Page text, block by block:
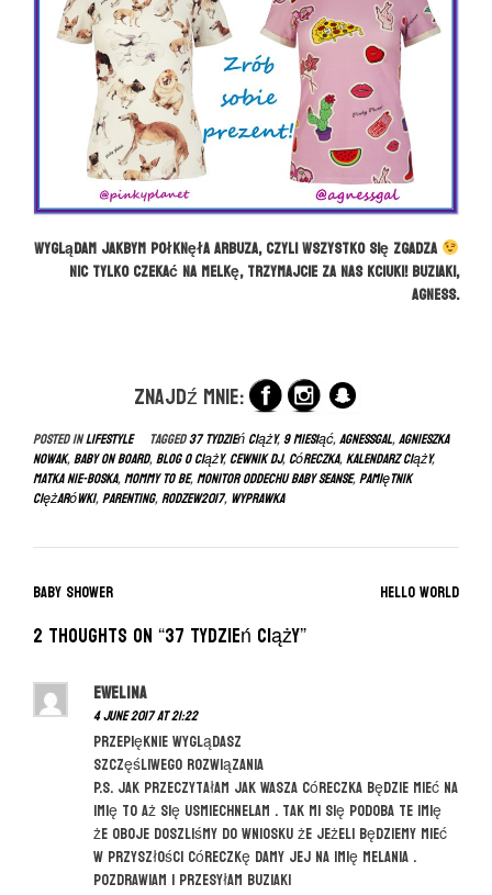
Wyglądam jakbym połknęła arbuza, czyli wszystko się zgadza
Nic tylko czekać na Melkę, trzymajcie za nas kciuki! Buziaki,
Agness.
Znajdź mnie:
Posted inLIFESTYLE Tagged37 tydzień ciąży,9 miesiąć,agnessgal,agnieszka
nowak,baby on board,blog o ciąży,cewnik DJ,córeczka,kalendarz ciąży,
matka nie-boska,mommy to be,monitor oddechu baby seanse,pamiętnik
ciężarówki,parenting,rodzew2017,wyprawka
P
o
s
t
n
Baby Shower hello world
2 thoughts on “37 tydzień ciąży”
Ewelina
4 June 2017 at 21:22
przepięknie wyglądasz
szczęśliwego rozwiązania
P.S. jak przeczytałam jak Wasza córeczka będzie mieć na
imię to aż się usmiechnelam . Tak mi się podoba te imię
że oboje doszliśmy do wniosku że jeżeli będziemy mieć
w przyszłości córeczkę damy jej na imię Melania .
Pozdrawiam i przesyłam buziaki